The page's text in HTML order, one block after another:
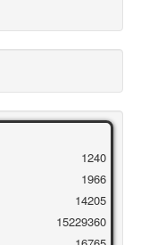
1240
1966
14205
15229360